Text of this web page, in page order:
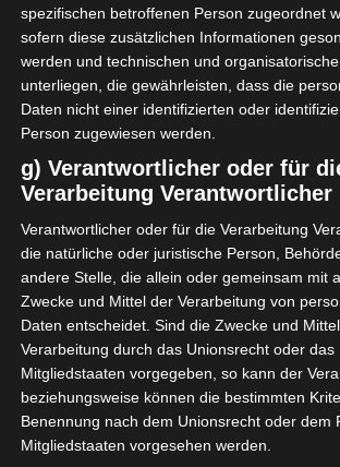
spezifischen betroffenen Person zugeordnet
sofern diese zusätzlichen Informationen
werden und technischen und
unterliegen, die gewährleisten, dass die
Daten nicht einer identifizierten oder
Person zugewiesen werden.
g) Verantwortlicher oder für
Verarbeitung Verantwortlicher
Verantwortlicher oder für die Verarbeitung
die natürliche oder juristische Person,
andere Stelle, die allein oder gemeinsam mit
Zwecke und Mittel der Verarbeitung von
Daten entscheidet. Sind die Zwecke und
Verarbeitung durch das Unionsrecht oder das
Mitgliedstaaten vorgegeben, so kann der
beziehungsweise können die bestimmten
Benennung nach dem Unionsrecht oder dem
Mitgliedstaaten vorgesehen werden.